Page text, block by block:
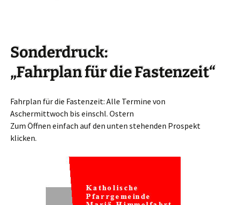
Sonderdruck:
„Fahrplan für die Fastenzeit“
Fahrplan für die Fastenzeit: Alle Termine von
Aschermittwoch bis einschl. Ostern
Zum Öffnen einfach auf den unten stehenden Prospekt
klicken.